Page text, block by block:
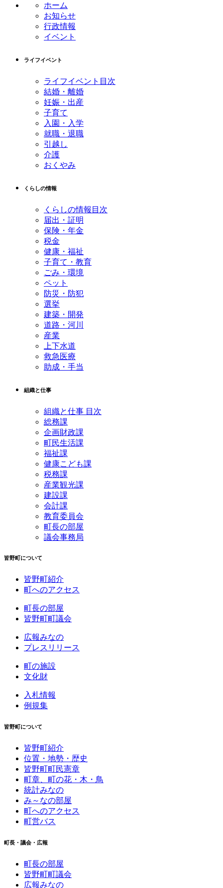
ホーム
お知らせ
行政情報
イベント
ライフイベント
ライフイベント目次
結婚・離婚
妊娠・出産
子育て
入園・入学
就職・退職
引越し
介護
おくやみ
くらしの情報
くらしの情報目次
届出・証明
保険・年金
税金
健康・福祉
子育て・教育
ごみ・環境
ペット
防災・防犯
選挙
建築・開発
道路・河川
産業
上下水道
救急医療
助成・手当
組織と仕事
組織と仕事 目次
総務課
企画財政課
町民生活課
福祉課
健康こども課
税務課
産業観光課
建設課
会計課
教育委員会
町長の部屋
議会事務局
皆野町について
皆野町紹介
町へのアクセス
町長の部屋
皆野町町議会
広報みなの
プレスリリース
町の施設
文化財
入札情報
例規集
皆野町について
皆野町紹介
位置・地勢・歴史
皆野町町民憲章
町章、町の花・木・鳥
統計みなの
み～なの部屋
町へのアクセス
町営バス
町長・議会・広報
町長の部屋
皆野町町議会
広報みなの